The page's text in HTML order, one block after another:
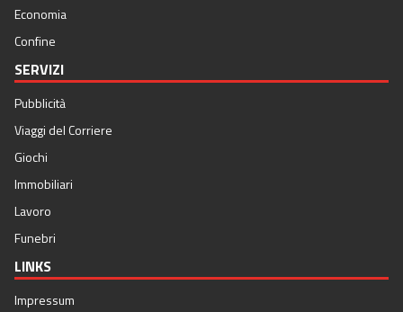
Economia
Confine
SERVIZI
Pubblicità
Viaggi del Corriere
Giochi
Immobiliari
Lavoro
Funebri
LINKS
Impressum